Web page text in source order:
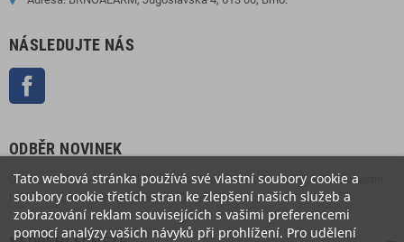
NÁSLEDUJTE NÁS
ODBĚR NOVINEK
Odběr novinek můžete kdykoliv zrušit. Pokud to chcete udělat, naše kontaktní
informace naleznete v právním oznámení.
Tato webová stránka používá své vlastní soubory cookie a
soubory cookie třetích stran ke zlepšení našich služeb a
zobrazování reklam souvisejících s vašimi preferencemi
pomocí analýzy vašich návyků při prohlížení. Pro udělení